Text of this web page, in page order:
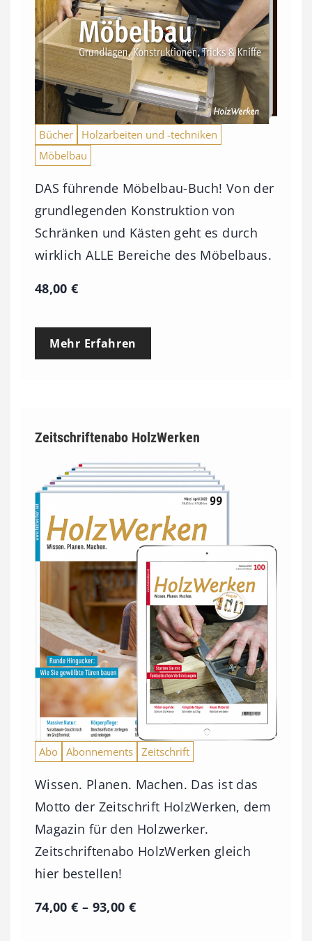
Bücher
Holzarbeiten und -techniken
Möbelbau
DAS führende Möbelbau-Buch! Von der
grundlegenden Konstruktion von
Schränken und Kästen geht es durch
wirklich ALLE Bereiche des Möbelbaus.
48,00€
Mehr Erfahren
Zeitschriftenabo HolzWerken
Abo Abonnements Zeitschrift
Wissen. Planen. Machen. Das ist das
Motto der Zeitschrift HolzWerken, dem
Magazin für den Holzwerker.
Zeitschriftenabo HolzWerken gleich
hier bestellen!
74,00€ – 93,00 €P